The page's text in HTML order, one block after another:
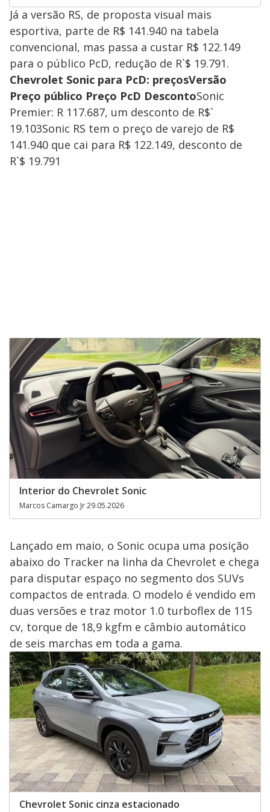
Já a versão RS, de proposta visual mais
esportiva, parte de R$ 141.940 na tabela
convencional, mas passa a custar R$ 122.149
para o público PcD, redução de R`$ 19.791.
Chevrolet Sonic para PcD: preçosVersão
Preço público Preço PcD DescontoSonic
Premier: R 117.687, um desconto de R$`
19.103Sonic RS tem o preço de varejo de R$
141.940 que cai para R$ 122.149, desconto de
R`$ 19.791
Interior do Chevrolet Sonic
Marcos Camargo Jr 29.05.2026
Lançado em maio, o Sonic ocupa uma posição
abaixo do Tracker na linha da Chevrolet e chega
para disputar espaço no segmento dos SUVs
compactos de entrada. O modelo é vendido em
duas versões e traz motor 1.0 turboflex de 115
cv, torque de 18,9 kgfm e câmbio automático
de seis marchas em toda a gama.
Chevrolet Sonic cinza estacionado